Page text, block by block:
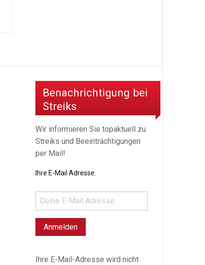
Benachrichtigung bei
Streiks
Wir informieren Sie topaktuell zu
Streiks und Beeinträchtigungen
per Mail!
Ihre E-Mail Adresse:
Ihre E-Mail-Adresse wird nicht